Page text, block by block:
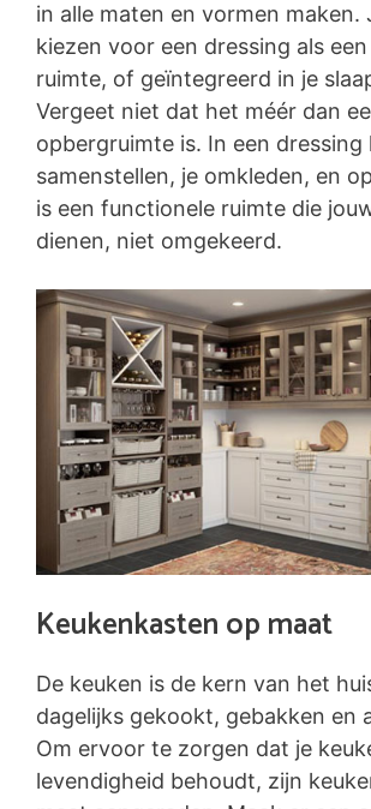
in alle maten en vormen maken.
kiezen voor een dressing als
ruimte, of geïntegreerd in je
Vergeet niet dat het méér dan
opbergruimte is. In een
samenstellen, je omkleden, en
is een functionele ruimte die
dienen, niet omgekeerd.
Keukenkasten op maat
De keuken is de kern van het
dagelijks gekookt, gebakken en
Om ervoor te zorgen dat je
levendigheid behoudt, zijn